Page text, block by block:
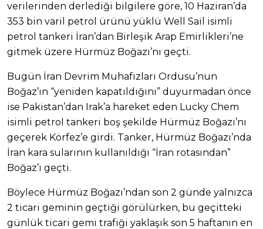
verilerinden derlediği bilgilere göre, 10 Haziran’da
353 bin varil petrol ürünü yüklü Well Sail isimli
petrol tankeri İran’dan Birleşik Arap Emirlikleri’ne
gitmek üzere Hürmüz Boğazı’nı geçti.
Bugün İran Devrim Muhafızları Ordusu’nun
Boğaz’ın “yeniden kapatıldığını” duyurmadan önce
ise Pakistan’dan Irak’a hareket eden Lucky Chem
isimli petrol tankeri boş şekilde Hürmüz Boğazı’nı
geçerek Körfez’e girdi. Tanker, Hürmüz Boğazı’nda
İran kara sularının kullanıldığı “İran rotasından”
Boğaz’ı geçti.
Böylece Hürmüz Boğazı’ndan son 2 günde yalnızca
2 ticari geminin geçtiği görülürken, bu geçitteki
günlük ticari gemi trafiği yaklaşık son 5 haftanın en